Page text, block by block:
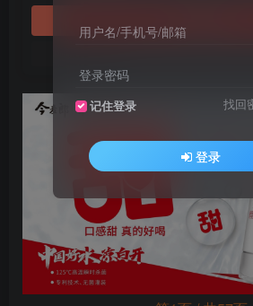
您当前未登录！建议登陆
用户名/手机号/邮箱
登录密码
记住登录 找回
登录